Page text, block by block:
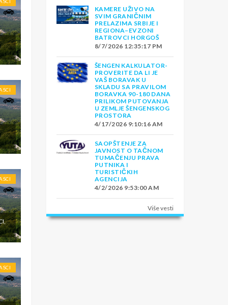
KAMERE UŽIVO NA
SVIM GRANIČNIM
PRELAZIMA SRBIJE I
REGIONA–EVZONI
BATROVCI HORGOŠ
8/7/2026 12:35:17 PM
ŠENGEN KALKULATOR-
PROVERITE DA LI JE
VAŠ BORAVAK U
SKLADU SA PRAVILOM
BORAVKA 90-180 DANA
PRILIKOM PUTOVANJA
U ZEMLJE ŠENGENSKOG
PROSTORA
4/17/2026 9:10:16 AM
SAOPŠTENJE ZA
JAVNOST O TAČNOM
TUMAČENJU PRAVA
PUTNIKA I
TURISTIČKIH
AGENCIJA
4/2/2026 9:53:00 AM
Više vesti